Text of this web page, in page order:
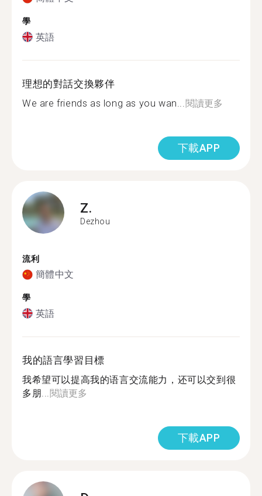
學
英語
理想的對話交換夥伴
We are friends as long as you wan... 閱讀更多
下載APP
Z.
Dezhou
流利
簡體中文
學
英語
我的語言學習目標
我希望可以提高我的语言交流能力，还可以交到很
多朋... 閱讀更多
下載APP